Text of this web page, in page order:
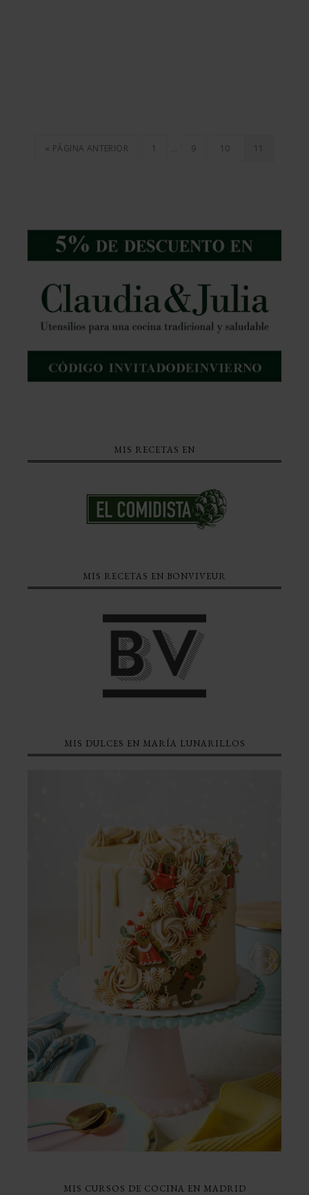
« PÁGINA ANTERIOR 1 … 9 10 11
MIS RECETAS EN
MIS RECETAS EN BONVIVEUR
MIS DULCES EN MARÍA LUNARILLOS
MIS CURSOS DE COCINA EN MADRID